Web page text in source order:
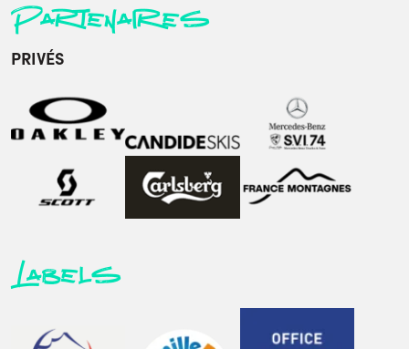
Partenaires
PRIVÉS
Labels